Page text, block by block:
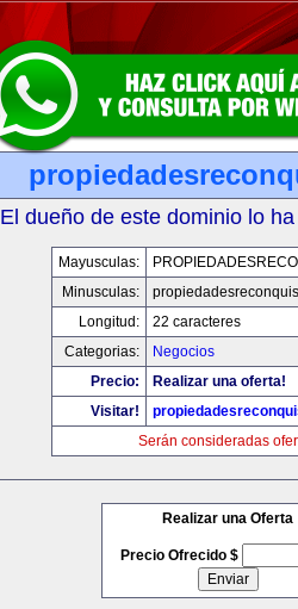
El dueño de este dominio lo
Mayusculas:
Minusculas:
Longitud:
22 caracteres
Categorias:
Negocios
Precio:
Realizar una oferta!
Visitar!
Serán consideradas
Realizar una Oferta
Precio Ofrecido $